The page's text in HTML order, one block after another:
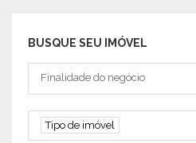
BUSQUE SEU IMÓVEL
Tipo negociação
Finalidade do negócio
Tipo de imóvel
Tipo de imóvel